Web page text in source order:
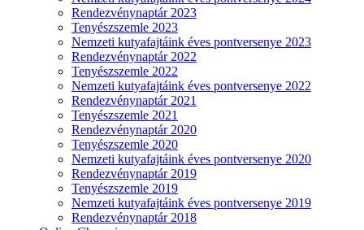
Rendezvénynaptár 2023
Tenyészszemle 2023
Nemzeti kutyafajtáink éves pontversenye 2023
Rendezvénynaptár 2022
Tenyészszemle 2022
Nemzeti kutyafajtáink éves pontversenye 2022
Rendezvénynaptár 2021
Tenyészszemle 2021
Rendezvénynaptár 2020
Tenyészszemle 2020
Nemzeti kutyafajtáink éves pontversenye 2020
Rendezvénynaptár 2019
Tenyészszemle 2019
Nemzeti kutyafajtáink éves pontversenye 2019
Rendezvénynaptár 2018